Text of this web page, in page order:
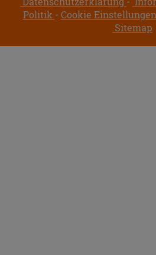
Politik
Cookie Einstellungen
Sitemap